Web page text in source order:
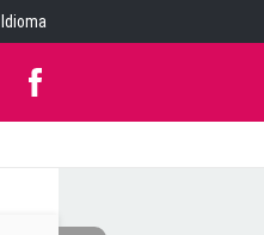
Idioma